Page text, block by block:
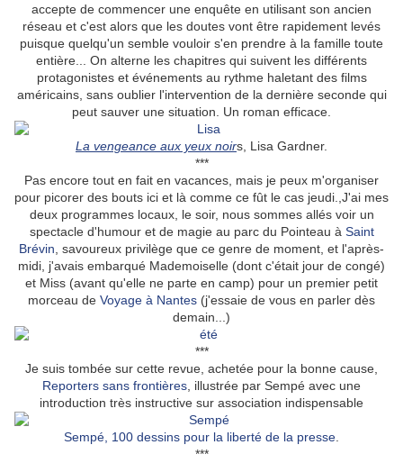
accepte de commencer une enquête en utilisant son ancien
réseau et c'est alors que les doutes vont être rapidement levés
puisque quelqu'un semble vouloir s'en prendre à la famille toute
entière... On alterne les chapitres qui suivent les différents
protagonistes et événements au rythme haletant des films
américains, sans oublier l'intervention de la dernière seconde qui
peut sauver une situation. Un roman efficace.
La vengeance aux yeux noirs, Lisa Gardner.
***
Pas encore tout en fait en vacances, mais je peux m'organiser
pour picorer des bouts ici et là comme ce fût le cas jeudi.,J'ai mes
deux programmes locaux, le soir, nous sommes allés voir un
spectacle d'humour et de magie au parc du Pointeau à Saint
Brévin , savoureux privilège que ce genre de moment, et l'après-
midi, j'avais embarqué Mademoiselle (dont c'était jour de congé)
et Miss (avant qu'elle ne parte en camp) pour un premier petit
morceau de Voyage à Nantes (j'essaie de vous en parler dès
demain...)
***
Je suis tombée sur cette revue, achetée pour la bonne cause,
Reporters sans frontières , illustrée par Sempé avec une
introduction très instructive sur association indispensable
Sempé, 100 dessins pour la liberté de la presse
***